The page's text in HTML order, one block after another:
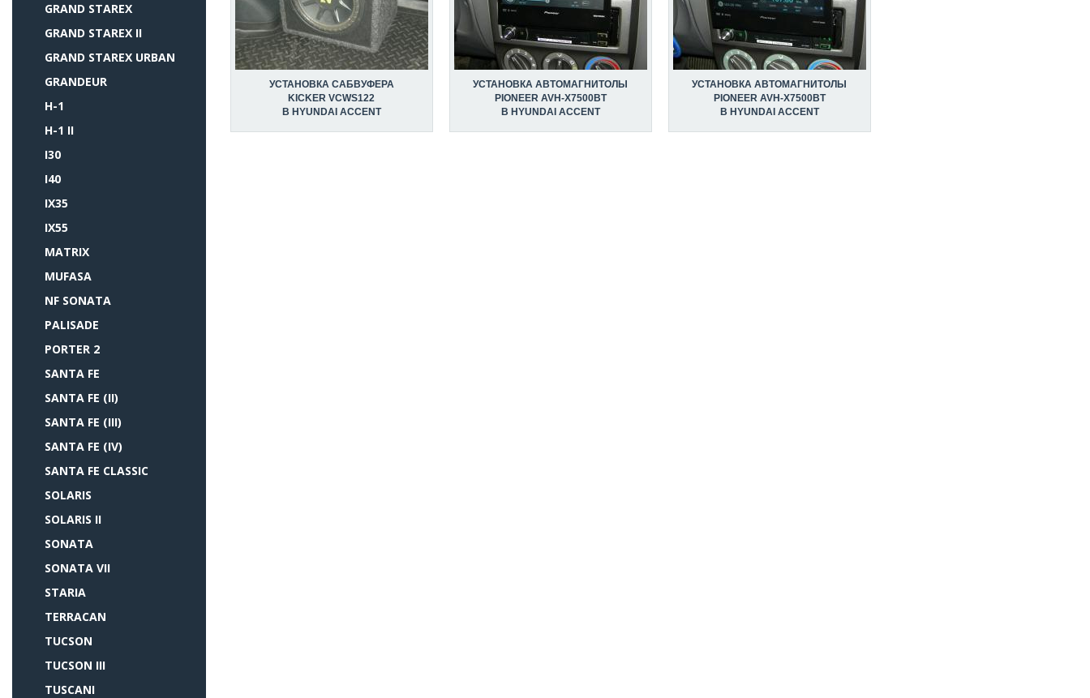
GRAND STAREX
GRAND STAREX II
GRAND STAREX URBAN
GRANDEUR
H-1
H-1 II
I30
I40
IX35
IX55
MATRIX
MUFASA
NF SONATA
PALISADE
PORTER 2
SANTA FE
SANTA FE (II)
SANTA FE (III)
SANTA FE (IV)
SANTA FE CLASSIC
SOLARIS
SOLARIS II
SONATA
SONATA VII
STARIA
TERRACAN
TUCSON
TUCSON III
TUSCANI
УСТАНОВКА САБВУФЕРА
KICKER VCWS122
В HYUNDAI ACCENT
УСТАНОВКА АВТОМАГНИТОЛЫ
PIONEER AVH-X7500BT
В HYUNDAI ACCENT
УСТАНОВКА АВТОМАГНИТОЛЫ
PIONEER AVH-X7500BT
В HYUNDAI ACCENT